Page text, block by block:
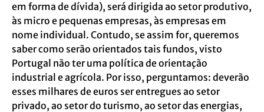
em forma de dívida), será dirigida ao setor produtivo,
às micro e pequenas empresas, às empresas em
nome individual. Contudo, se assim for, queremos
saber como serão orientados tais fundos, visto
Portugal não ter uma política de orientação
industrial e agrícola. Por isso, perguntamos: deverão
esses milhares de euros ser entregues ao setor
privado, ao setor do turismo, ao setor das energias,